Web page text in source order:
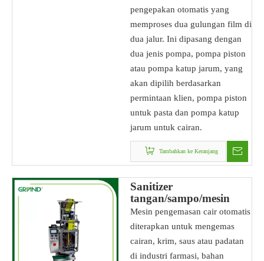
pengepakan otomatis yang
memproses dua gulungan film di
dua jalur. Ini dipasang dengan
dua jenis pompa, pompa piston
atau pompa katup jarum, yang
akan dipilih berdasarkan
permintaan klien, pompa piston
untuk pasta dan pompa katup
jarum untuk cairan.
Tambahkan ke Keranjang
Sanitizer
tangan/sampo/mesin
pengepakan sachet gel
Mesin pengemasan cair otomatis
diterapkan untuk mengemas
cairan, krim, saus atau padatan
di industri farmasi, bahan